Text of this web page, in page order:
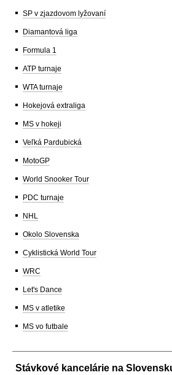
SP v zjazdovom lyžovaní
Diamantová liga
Formula 1
ATP turnaje
WTA turnaje
Hokejová extraliga
MS v hokeji
Veľká Pardubická
MotoGP
World Snooker Tour
PDC turnaje
NHL
Okolo Slovenska
Cyklistická World Tour
WRC
Let's Dance
MS v atletike
MS vo futbale
Stávkové kancelárie na